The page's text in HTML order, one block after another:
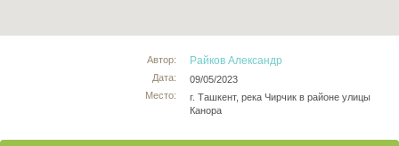
Автор:
Дата:
Место:
Райков Александр
09/05/2023
г. Ташкент, река Чирчик в районе улицы
Канора